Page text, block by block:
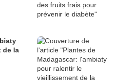
de la